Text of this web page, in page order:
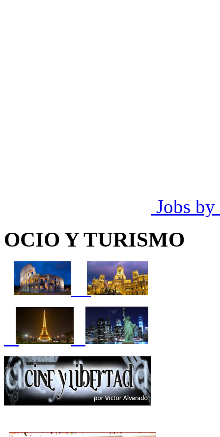
Jobs by
OCIO Y TURISMO